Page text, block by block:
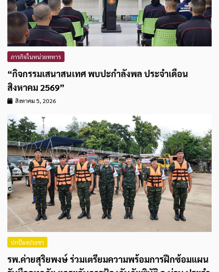
ภารกิจในหน่วยทหาร
“กิจกรรมเสนาสนเทศ พบปะกำลังพล ประจำเดือน
สิงหาคม 2569”
สิงหาคม 5, 2026
ปกป้องประชา
รพ.ค่ายสุริยพงษ์ ร่วมเตรียมความพร้อมการฝึกซ้อมแผน